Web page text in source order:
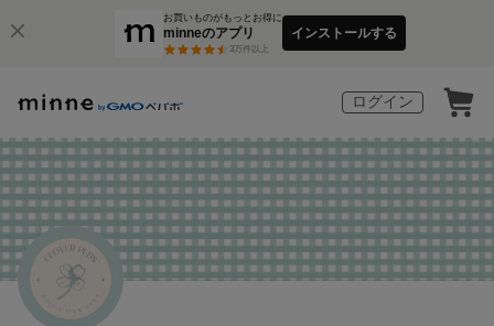
お買いものがもっとお得に
minneのアプリ
3万件以上
インストールする
ログイン